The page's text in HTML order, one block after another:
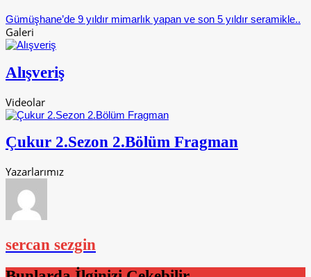
Gümüşhane’de 9 yıldır mimarlık yapan ve son 5 yıldır seramikle..
Galeri
Alışveriş
Videolar
Çukur 2.Sezon 2.Bölüm Fragman
Yazarlarımız
sercan sezgin